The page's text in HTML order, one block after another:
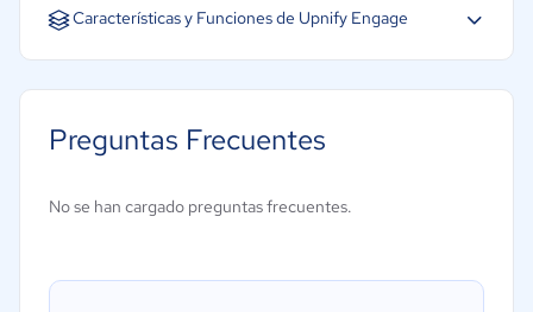
Español Inglés Portugués
Características y Funciones de Upnify Engage
Integración de base de datos de clientes potenciales
Preguntas Frecuentes
No se han cargado preguntas frecuentes.